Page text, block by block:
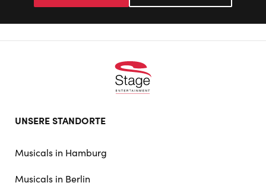
UNSERE STANDORTE
Musicals in Hamburg
Musicals in Berlin